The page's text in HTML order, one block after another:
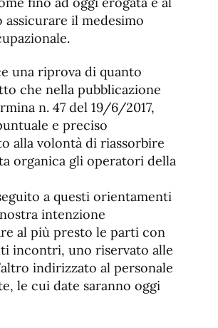
assicurare il medesimo
una riprova di quanto
che nella pubblicazione
n. 47 del 19/6/2017,
e preciso
alla volontà di riassorbire
organica gli operatori della
a questi orientamenti
intenzione
al più presto le parti con
incontri, uno riservato alle
indirizzato al personale
le cui date saranno oggi